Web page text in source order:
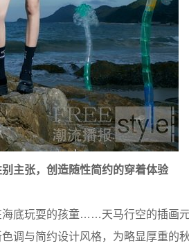
主张，创造随性简约的穿着体验
底玩耍的孩童……天马行空的插画
调与简约设计风格，为略显厚重的